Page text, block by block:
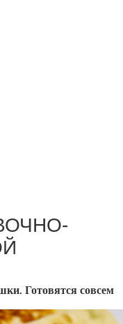
Готовятся совсем